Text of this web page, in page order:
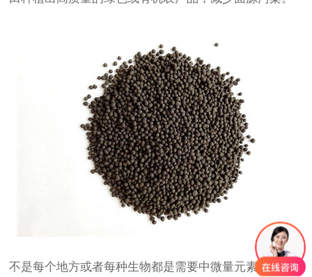
不是每个地方或者每种生物都是需要中微量元素肥的，